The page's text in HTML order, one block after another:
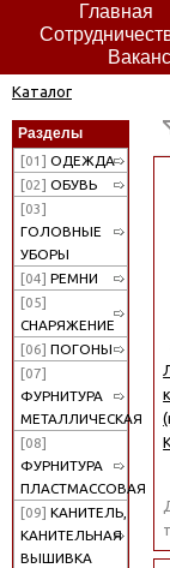
Главная
Каталог
Разделы
[01] ОДЕЖДА
[02] ОБУВЬ
[03]
ГОЛОВНЫЕ
УБОРЫ
[04] РЕМНИ
[05]
СНАРЯЖЕНИЕ
[06] ПОГОНЫ
[07]
ФУРНИТУРА
МЕТАЛЛИЧЕСКАЯ
[08]
ФУРНИТУРА
ПЛАСТМАССОВАЯ
[09] КАНИТЕЛЬ,
КАНИТЕЛЬНАЯ
ВЫШИВКА